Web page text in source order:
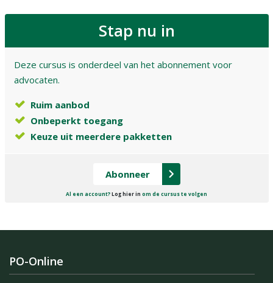
Stap nu in
Deze cursus is onderdeel van het abonnement voor
advocaten.
Ruim aanbod
Onbeperkt toegang
Keuze uit meerdere pakketten
Abonneer
Al een account?Log hier in om de cursus te volgen
PO-Online